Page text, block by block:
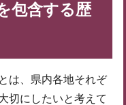
包含する歴
は、県内各地それぞ
切にしたいと考えて